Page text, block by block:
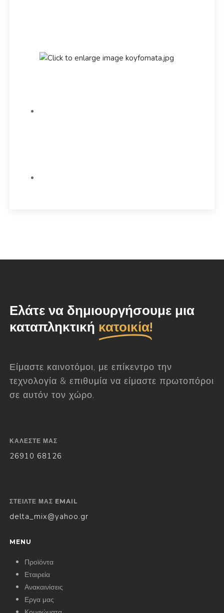
Ελάτε να δημιουργήσουμε μια
καταπληκτική κατοικία!
Είμαστε καινοτόμοι, με επίκεντρο την
τεχνολογία & επιθυμία να είμαστε πρωτοπόροι
σε αυτόν τον χώρο.
ΚΑΛΈΣΤΕ ΜΑΣ
26910 68126
ΣΤΕΊΛΤΕ ΜΑΣ EMAIL
delta_mix@yahoo.gr
MENU
Προϊόντα
Εταιρεία
Ανακαινίσεις
Εργα μας